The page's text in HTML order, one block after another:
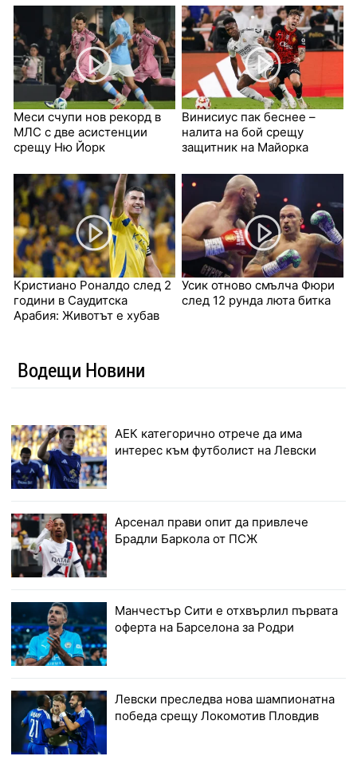
Меси счупи нов рекорд в
МЛС с две асистенции
срещу Ню Йорк
Винисиус пак беснее –
налита на бой срещу
защитник на Майорка
Кристиано Роналдо след 2
години в Саудитска
Арабия: Животът е хубав
Усик отново смълча Фюри
след 12 рунда люта битка
Водещи Новини
АЕК категорично отрече да има
интерес към футболист на Левски
Арсенал прави опит да привлече
Брадли Баркола от ПСЖ
Манчестър Сити е отхвърлил първата
оферта на Барселона за Родри
Левски преследва нова шампионатна
победа срещу Локомотив Пловдив